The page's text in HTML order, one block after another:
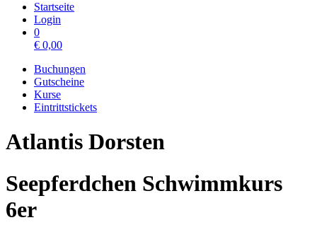
Startseite
Login
0
€ 0,00
Buchungen
Gutscheine
Kurse
Eintrittstickets
Atlantis Dorsten
Seepferdchen Schwimmkurs
6er